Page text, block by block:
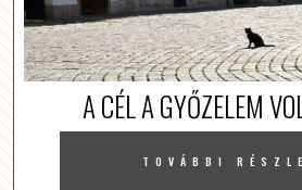
A CÉL A GYŐZELEM
TOVÁBBI